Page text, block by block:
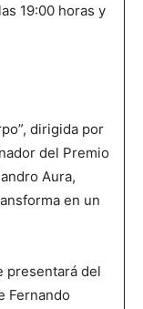
19:00 horas y
dirigida por
del Premio
Aura,
en un
presentará del
Fernando